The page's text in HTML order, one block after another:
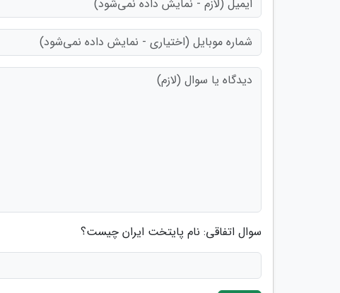
سوال اتفاقی: نام پایتخت ایران چیست؟